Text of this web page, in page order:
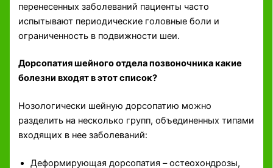
перенесенных заболеваний пациенты часто
испытывают периодические головные боли и
ограниченность в подвижности шеи.
Дорсопатия шейного отдела позвоночника какие
болезни входят в этот список?
Нозологически шейную дорсопатию можно
разделить на несколько групп, объединенных типами
входящих в нее заболеваний:
Деформирующая дорсопатия – остеохондрозы,